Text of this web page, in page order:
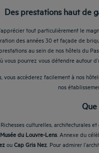
Des prestations haut de
tout particulièrement le
des années 30 et façade de
au sein de nos hôtels du
vous pourrez vous détendre autour
vous accèderez facilement à nos
nos
culturelles, architecturales
Musée du Louvre-Lens. Annexe du
ouCap Gris Nez. Pour admirer